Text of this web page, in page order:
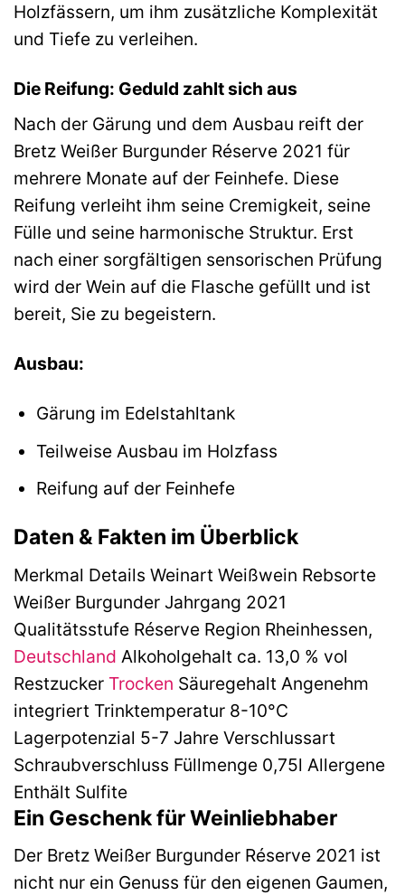
Holzfässern, um ihm zusätzliche Komplexität
und Tiefe zu verleihen.
Die Reifung: Geduld zahlt sich aus
Nach der Gärung und dem Ausbau reift der
Bretz Weißer Burgunder Réserve 2021 für
mehrere Monate auf der Feinhefe. Diese
Reifung verleiht ihm seine Cremigkeit, seine
Fülle und seine harmonische Struktur. Erst
nach einer sorgfältigen sensorischen Prüfung
wird der Wein auf die Flasche gefüllt und ist
bereit, Sie zu begeistern.
Ausbau:
Gärung im Edelstahltank
Teilweise Ausbau im Holzfass
Reifung auf der Feinhefe
Daten & Fakten im Überblick
Merkmal Details Weinart Weißwein Rebsorte
Weißer Burgunder Jahrgang 2021
Qualitätsstufe Réserve Region Rheinhessen,
Deutschland Alkoholgehalt ca. 13,0 % vol
Restzucker Trocken Säuregehalt Angenehm
integriert Trinktemperatur 8-10°C
Lagerpotenzial 5-7 Jahre Verschlussart
Schraubverschluss Füllmenge 0,75l Allergene
Enthält Sulfite
Ein Geschenk für Weinliebhaber
Der Bretz Weißer Burgunder Réserve 2021 ist
nicht nur ein Genuss für den eigenen Gaumen,